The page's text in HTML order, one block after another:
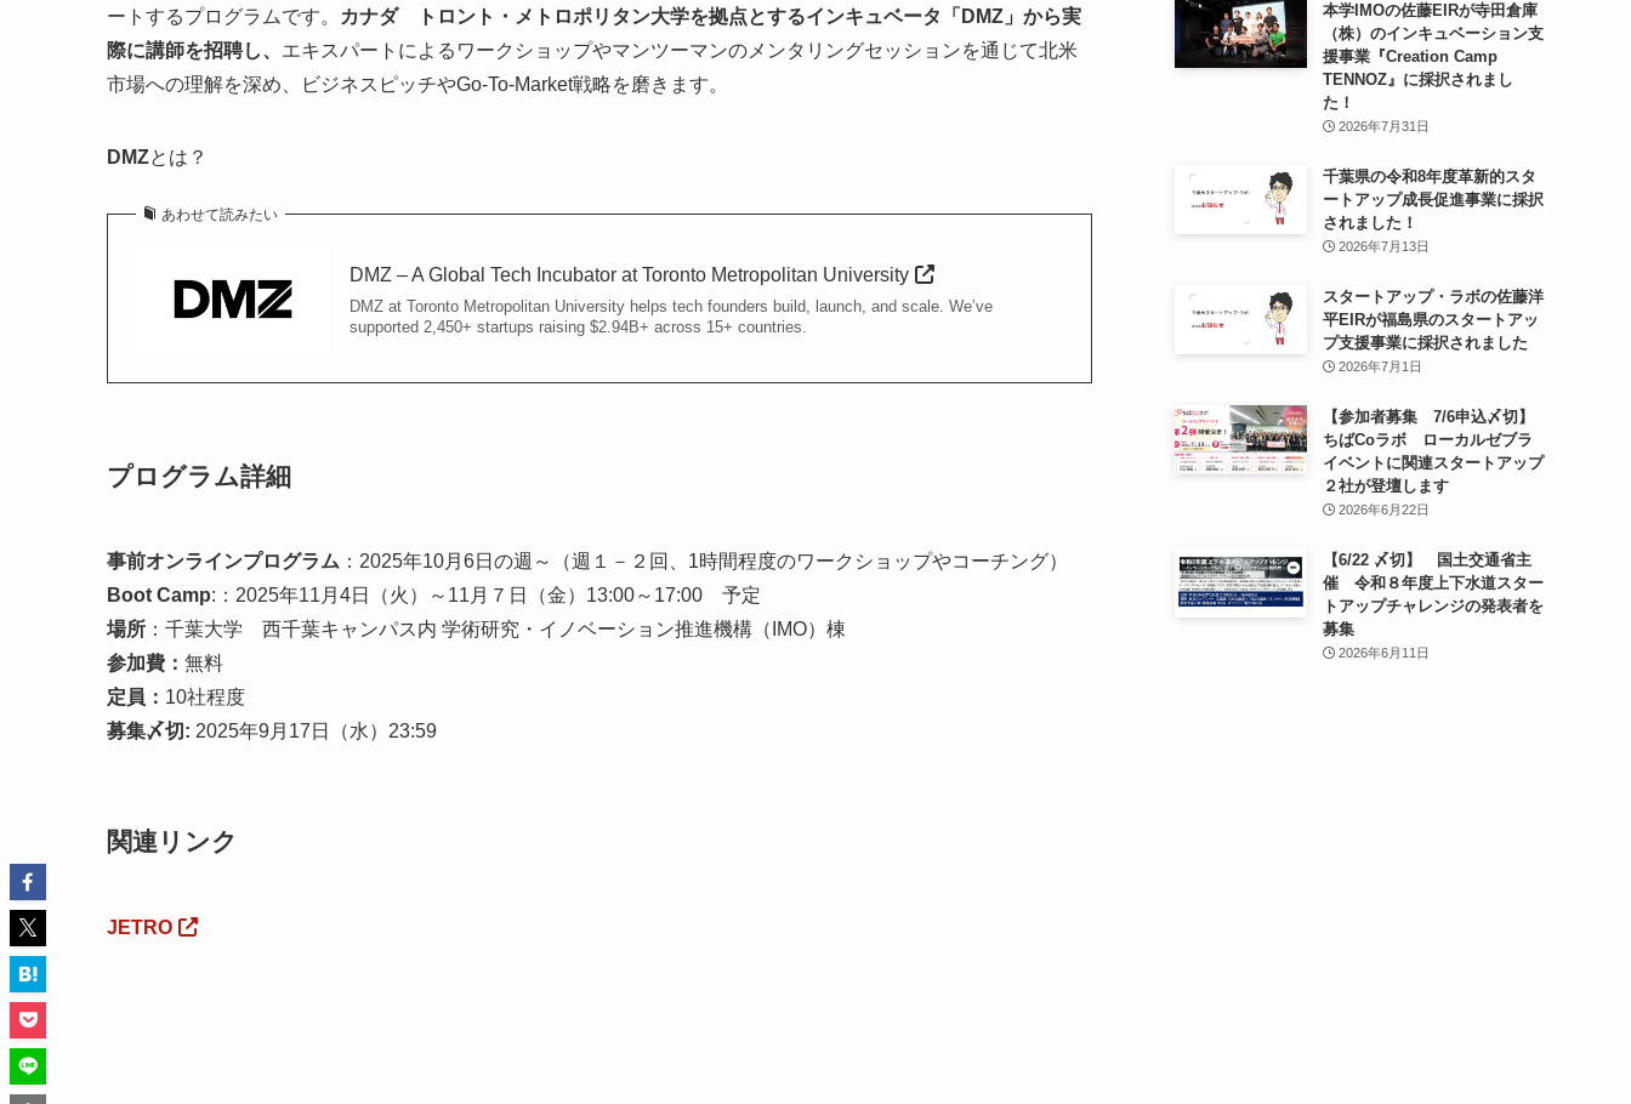
ートするプログラムです。 カナダ トロント・メトロポリタン大学を拠点とするインキュベータ「DMZ」 から実
際に講師を招聘し、 エキスパートによるワークショップやマンツーマンのメンタリングセッションを通じて北米
市場への理解を深め、ビジネスピッチやGo-To-Market戦略を磨きます。
DMZとは？
あわせて読みたい
DMZ – A Global Tech Incubator at Toronto Metropolitan University
DMZ at Toronto Metropolitan University helps tech founders build, launch, and scale. We’ve
supported 2,450+ startups raising $2.94B+ across 15+ countries.
プログラム詳細
事前オンラインプログラム ：2025年10月6日の週～（週１－２回、1時間程度のワークショップやコーチング）
Boot Camp:：2025年11月4日（火）～11月７日（金）13:00～17:00 予定
場所 ：千葉大学 西千葉キャンパス内 学術研究・イノベーション推進機構（IMO）棟
参加費： 無料
定員： 10社程度
募集〆切: 2025年9月17日（水）23:59
関連リンク
JETRO
本学IMOの佐藤EIRが寺田倉庫
（株）のインキュベーション支
援事業『Creation Camp
TENNOZ』に採択されまし
た！
2026年7月31日
千葉県の令和8年度⾰新的スタ
ートアップ成⻑促進事業に採択
されました！
2026年7月13日
スタートアップ・ラボの佐藤洋
平EIRが福島県のスタートアッ
プ支援事業に採択されました
2026年7月1日
【参加者募集 7/6申込〆切】
ちばCoラボ ローカルゼブラ
イベントに関連スタートアップ
２社が登壇します
2026年6月22日
【6/22 〆切】 国土交通省主
催 令和８年度上下水道スター
トアップチャレンジの発表者を
募集
2026年6月11日